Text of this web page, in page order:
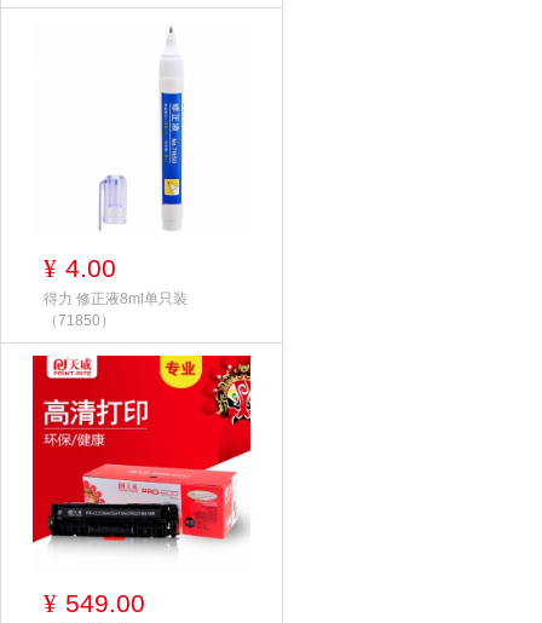
¥ 4.00
得力 修正液8ml单只装
（71850）
¥ 549.00